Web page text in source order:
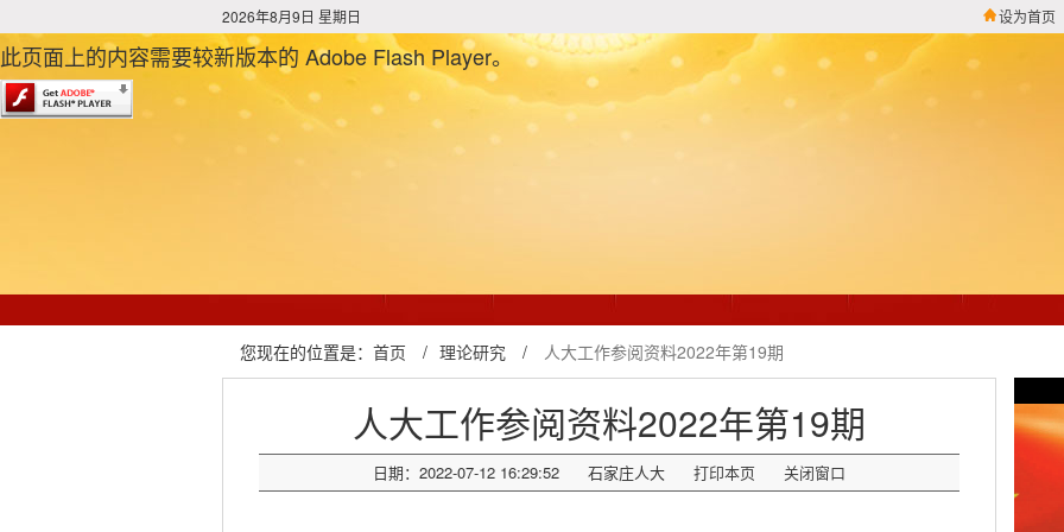
2026年8月9日 星期日 设为首页
此页面上的内容需要较新版本的 Adobe Flash Player。
您现在的位置是： 首页 / 理论研究 / 人大工作参阅资料2022年第19期
人大工作参阅资料2022年第19期
日期：2022-07-12 16:29:52 石家庄人大 打印本页 关闭窗口